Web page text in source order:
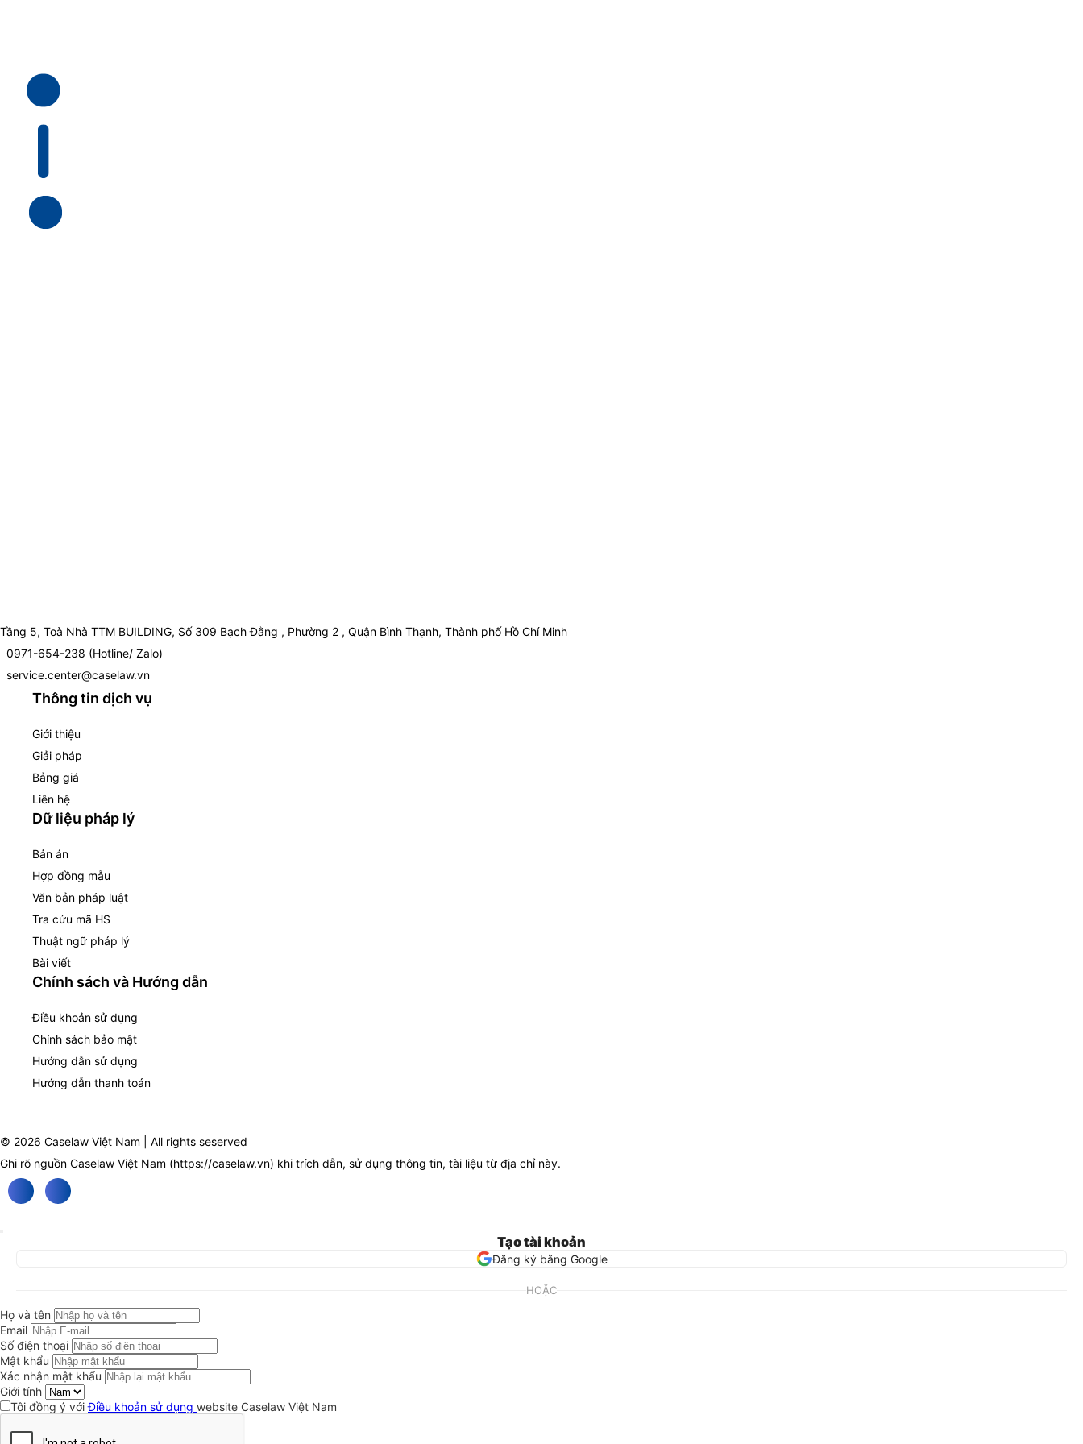
Tầng 5, Toà Nhà TTM BUILDING, Số 309 Bạch Đằng , Phường 2 , Quận Bình Thạnh, Thành phố Hồ Chí Minh
0971-654-238 (Hotline/ Zalo)
service.center@caselaw.vn
Thông tin dịch vụ
Giới thiệu
Giải pháp
Bảng giá
Liên hệ
Dữ liệu pháp lý
Bản án
Hợp đồng mẫu
Văn bản pháp luật
Tra cứu mã HS
Thuật ngữ pháp lý
Bài viết
Chính sách và Hướng dẫn
Điều khoản sử dụng
Chính sách bảo mật
Hướng dẫn sử dụng
Hướng dẫn thanh toán
© 2026 Caselaw Việt Nam | All rights seserved
Ghi rõ nguồn Caselaw Việt Nam (https://caselaw.vn) khi trích dẫn, sử dụng thông tin, tài liệu từ địa chỉ này.
Tạo tài khoản
Đăng ký bằng Google
HOẶC
Họ và tên
Email
Số điện thoại
Mật khẩu
Xác nhận mật khẩu
Giới tính
Tôi đồng ý vớiĐiều khoản sử dụng website Caselaw Việt Nam